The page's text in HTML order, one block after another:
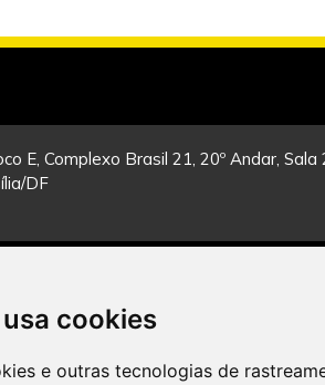
cookies
e outras tecnologias de
E, Complexo Brasil 21, 20º Andar, Sala
DF